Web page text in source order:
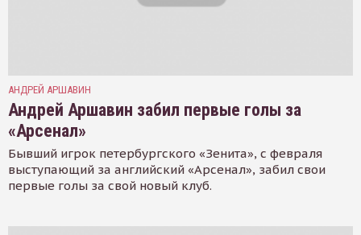
АНДРЕЙ АРШАВИН
Андрей Аршавин забил первые голы за
«Арсенал»
Бывший игрок петербургского «Зенита», с февраля
выступающий за английский «Арсенал», забил свои
первые голы за свой новый клуб.